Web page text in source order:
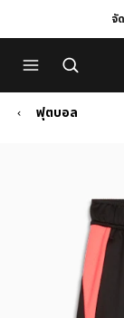
to
Main
content
to
Footer
Content
จั
ฟุตบอล